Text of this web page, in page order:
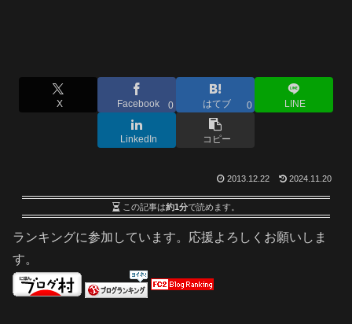
X Facebook 0 はてブ 0 LINE
LinkedIn コピー
2013.12.22 2024.11.20
この記事は約1分で読めます。
ランキングに参加しています。応援よろしくお願いしま
す。